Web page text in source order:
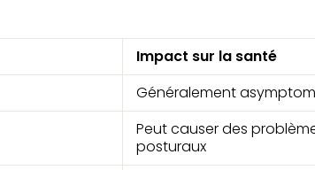
Impact sur la santé
Généralement
Peut causer des
posturaux